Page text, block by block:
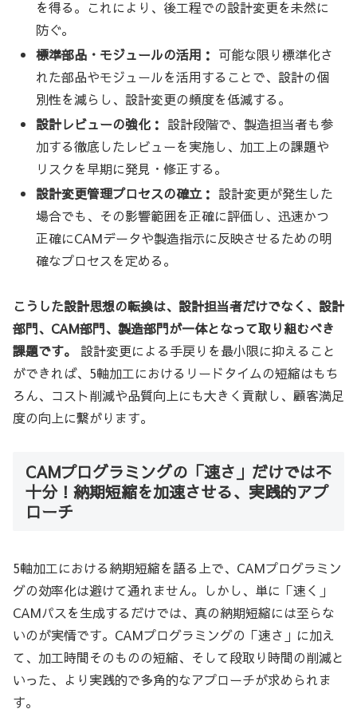
を得る。これにより、後工程での設計変更を未然に
防ぐ。
標準部品・モジュールの活用： 可能な限り標準化さ
れた部品やモジュールを活用することで、設計の個
別性を減らし、設計変更の頻度を低減する。
設計レビューの強化： 設計段階で、製造担当者も参
加する徹底したレビューを実施し、加工上の課題や
リスクを早期に発見・修正する。
設計変更管理プロセスの確立： 設計変更が発生した
場合でも、その影響範囲を正確に評価し、迅速かつ
正確にCAMデータや製造指示に反映させるための明
確なプロセスを定める。
こうした設計思想の転換は、設計担当者だけでなく、設計
部門、CAM部門、製造部門が一体となって取り組むべき
課題です。
設計変更による手戻りを最小限に抑えること
ができれば、5軸加工におけるリードタイムの短縮はもち
ろん、コスト削減や品質向上にも大きく貢献し、顧客満足
度の向上に繋がります。
CAMプログラミングの「速さ」だけでは不
十分！納期短縮を加速させる、実践的アプ
ローチ
5軸加工における納期短縮を語る上で、CAMプログラミン
グの効率化は避けて通れません。しかし、単に「速く」
CAMパスを生成するだけでは、真の納期短縮には至らな
いのが実情です。CAMプログラミングの「速さ」に加え
て、加工時間そのものの短縮、そして段取り時間の削減と
いった、より実践的で多角的なアプローチが求められま
す。